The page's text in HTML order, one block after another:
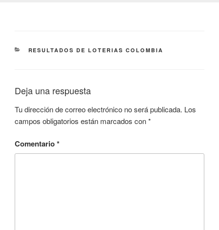
CATEGORÍAS
RESULTADOS DE LOTERIAS COLOMBIA
Deja una respuesta
Tu dirección de correo electrónico no será publicada. Los
campos obligatorios están marcados con*
Comentario*